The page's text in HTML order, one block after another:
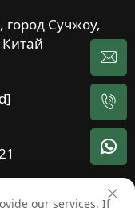
Сучжоу,
our services. If